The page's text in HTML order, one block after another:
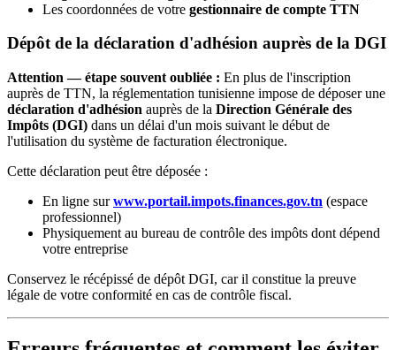
Les coordonnées de votre gestionnaire de compte TTN
Dépôt de la déclaration d'adhésion auprès de la DGI
Attention — étape souvent oubliée : En plus de l'inscription
auprès de TTN, la réglementation tunisienne impose de déposer une
déclaration d'adhésion auprès de la Direction Générale des
Impôts (DGI) dans un délai d'un mois suivant le début de
l'utilisation du système de facturation électronique.
Cette déclaration peut être déposée :
En ligne surwww.portail.impots.finances.gov.tn (espace
professionnel)
Physiquement au bureau de contrôle des impôts dont dépend
votre entreprise
Conservez le récépissé de dépôt DGI, car il constitue la preuve
légale de votre conformité en cas de contrôle fiscal.